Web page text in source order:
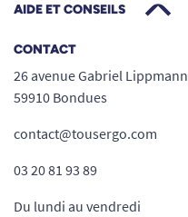
AIDE ET CONSEILS
CONTACT
26 avenue Gabriel Lippmann
59910 Bondues
contact@tousergo.com
03 20 81 93 89
Du lundi au vendredi